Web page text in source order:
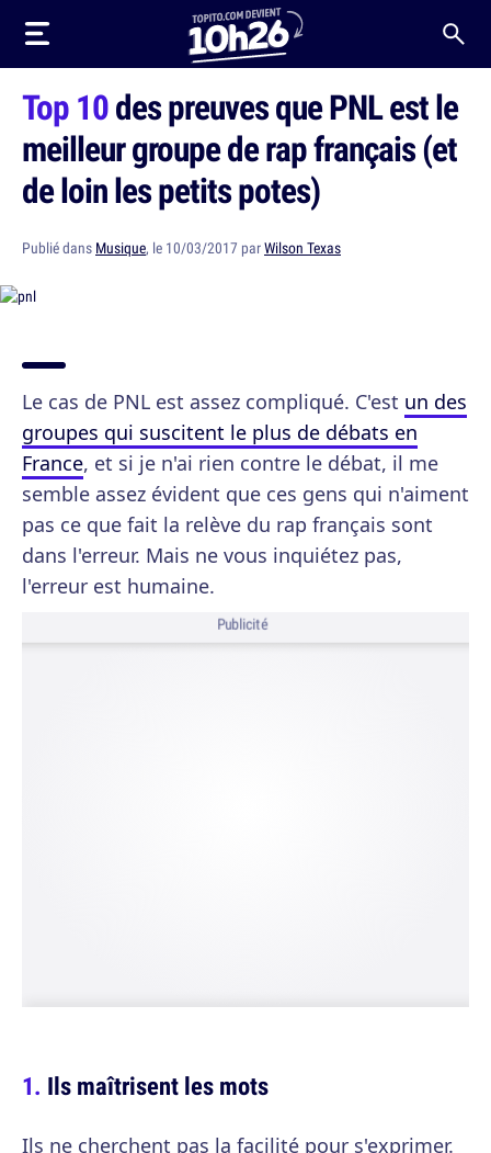
Top 10des preuves que PNL est le
meilleur groupe de rap français (et
de loin les petits potes)
Publié dans Musique, le 10/03/2017 parWilson Texas
Le cas de PNL est assez compliqué. C'est un des
groupes qui suscitent le plus de débats en
France, et si je n'ai rien contre le débat, il me
semble assez évident que ces gens qui n'aiment
pas ce que fait la relève du rap français sont
dans l'erreur. Mais ne vous inquiétez pas,
l'erreur est humaine.
Publicité
Ils maîtrisent les mots
Ils ne cherchent pas la facilité pour s'exprimer.